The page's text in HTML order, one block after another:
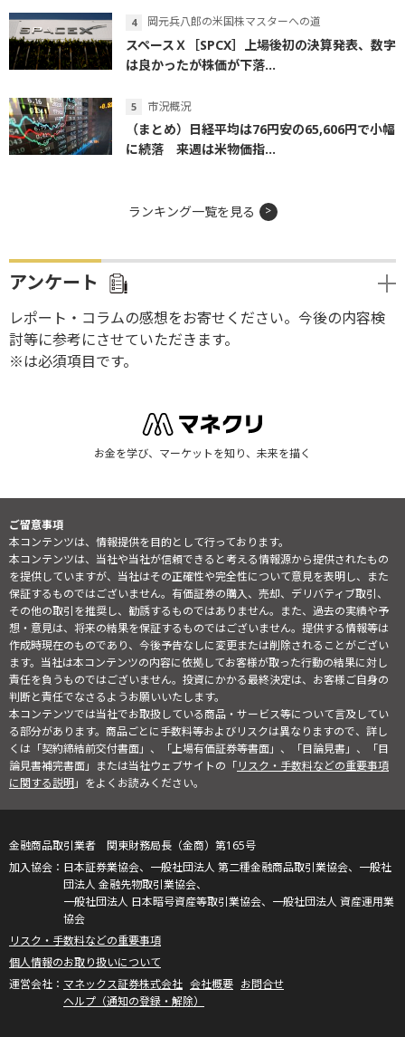
岡元兵八郎の米国株マスターへの道
スペースＸ［SPCX］上場後初の決算発表、数字
は良かったが株価が下落...
市況概況
（まとめ）日経平均は76円安の65,606円で小幅
に続落 来週は米物価指...
ランキング一覧を見る
アンケート
レポート・コラムの感想をお寄せください。今後の内容検
討等に参考にさせていただきます。
※は必須項目です。
お金を学び、マーケットを知り、未来を描く
ご留意事項
本コンテンツは、情報提供を目的として行っております。
本コンテンツは、当社や当社が信頼できると考える情報源から提供されたもの
を提供していますが、当社はその正確性や完全性について意見を表明し、また
保証するものではございません。有価証券の購入、売却、デリバティブ取引、
その他の取引を推奨し、勧誘するものではありません。また、過去の実績や予
想・意見は、将来の結果を保証するものではございません。提供する情報等は
作成時現在のものであり、今後予告なしに変更または削除されることがござい
ます。当社は本コンテンツの内容に依拠してお客様が取った行動の結果に対し
責任を負うものではございません。投資にかかる最終決定は、お客様ご自身の
判断と責任でなさるようお願いいたします。
本コンテンツでは当社でお取扱している商品・サービス等について言及してい
る部分があります。商品ごとに手数料等およびリスクは異なりますので、詳し
くは「契約締結前交付書面」、「上場有価証券等書面」、「目論見書」、「目
論見書補完書面」または当社ウェブサイトの「リスク・手数料などの重要事項
に関する説明」をよくお読みください。
金融商品取引業者 関東財務局長（金商）第165号
日本証券業協会、一般社団法人 第二種金融商品取引業協会、一般社
団法人 金融先物取引業協会、
一般社団法人 日本暗号資産等取引業協会、一般社団法人 資産運用業
協会
リスク・手数料などの重要事項
個人情報のお取り扱いについて
マネックス証券株式会社 会社概要 お問合せ
ヘルプ（通知の登録・解除）